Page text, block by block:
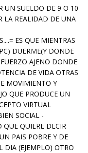
UN SUELDO DE 9 O 10
LA REALIDAD DE UNA
ES QUE MIENTRAS
DUERME(Y DONDE
AJENO DONDE
DE VIDA OTRAS
MOVIMIENTO Y
QUE PRODUCE UN
VIRTUAL
SOCIAL -
QUE QUIERE DECIR
PAIS POBRE Y DE
DIA (EJEMPLO) OTRO